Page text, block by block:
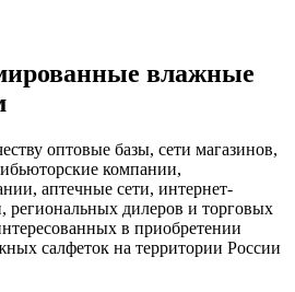
влажные
оптовые базы, сети магазинов,
компании,
аптечные сети, интернет-
региональных дилеров и торговых
в приобретении
салфеток на территории России